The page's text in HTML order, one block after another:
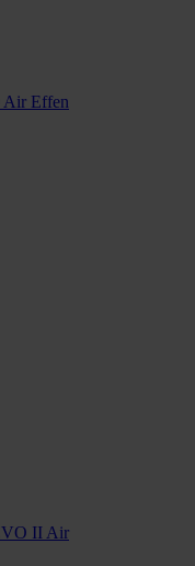
Air Effen
II Air